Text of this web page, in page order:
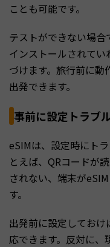
ことも可能です。
テストができない場合
インストールされて
づけます。旅行前に動
出発できます。
事前に設定トラブ
eSIMは、設定時にト
とえば、QRコードが
されない、端末が
す。
出発前に設定してお
応できます。反対に、